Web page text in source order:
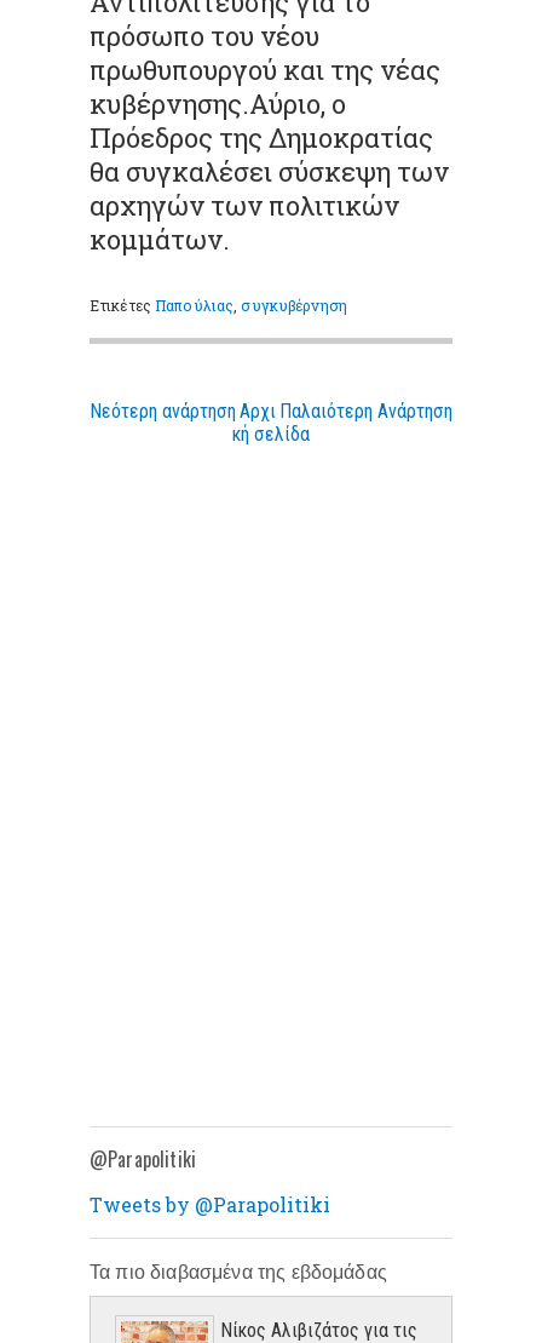
πρόσωπο του νέου
πρωθυπουργού και της νέας
κυβέρνησης.Αύριο, ο
Πρόεδρος της Δημοκρατίας
θα συγκαλέσει σύσκεψη των
αρχηγών των πολιτικών
κομμάτων.
ΕτικέτεςΠαπούλιας ,συγκυβέρνηση
Νεότερη ανάρτηση Παλαιότερη Ανάρτηση
Αρχι
κή σελίδα
@Parapolitiki
Tweets by @Parapolitiki
Τα πιο διαβασμένα της εβδομάδας
Νίκος Αλιβιζάτος για τις